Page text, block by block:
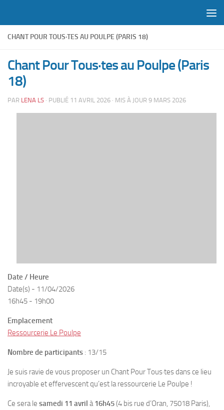
CHANT POUR TOUS·TES AU POULPE (PARIS 18)
Chant Pour Tous·tes au Poulpe (Paris
18)
PAR LENA LS · PUBLIÉ 11 AVRIL 2026 · MIS À JOUR 9 MARS 2026
Date / Heure
Date(s) - 11/04/2026
16h45 - 19h00
Emplacement
Ressourcerie Le Poulpe
Nombre de participants : 13/15
Je suis ravie de vous proposer un Chant Pour Tous·tes dans ce lieu
incroyable et effervescent qu’est la ressourcerie Le Poulpe !
Ce sera le samedi 11 avril à16h45(4 bis rue d’Oran, 75018 Paris),